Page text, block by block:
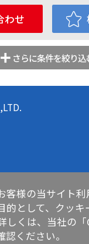
わせ
さらに条件を絞り込
客様の当サイト
的として、クッ
しくは、当社の
認ください。